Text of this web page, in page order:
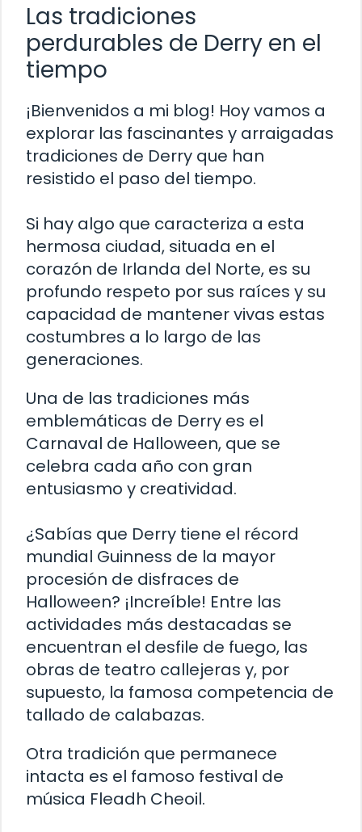
Las tradiciones
perdurables de Derry en el
tiempo
¡Bienvenidos a mi blog! Hoy vamos a
explorar las fascinantes y arraigadas
tradiciones de Derry que han
resistido el paso del tiempo.
Si hay algo que caracteriza a esta
hermosa ciudad, situada en el
corazón de Irlanda del Norte, es su
profundo respeto por sus raíces y su
capacidad de mantener vivas estas
costumbres a lo largo de las
generaciones.
Una de las tradiciones más
emblemáticas de Derry es el
Carnaval de Halloween, que se
celebra cada año con gran
entusiasmo y creatividad.
¿Sabías que Derry tiene el récord
mundial Guinness de la mayor
procesión de disfraces de
Halloween? ¡Increíble! Entre las
actividades más destacadas se
encuentran el desfile de fuego, las
obras de teatro callejeras y, por
supuesto, la famosa competencia de
tallado de calabazas.
Otra tradición que permanece
intacta es el famoso festival de
música Fleadh Cheoil.